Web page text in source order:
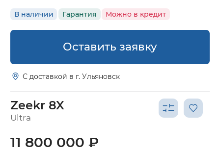
В наличии Гарантия Можно в кредит
Оставить заявку
С доставкой в г. Ульяновск
Zeekr 8X
Ultra
11 800 000 ₽